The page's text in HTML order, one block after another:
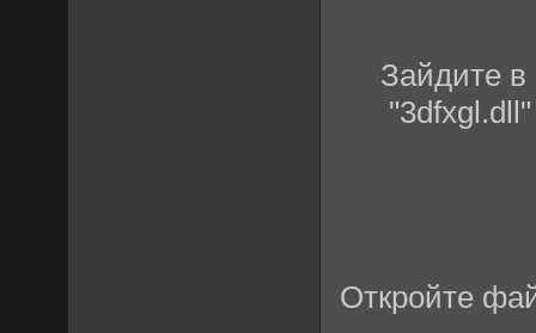
Зайдите в
Откройте